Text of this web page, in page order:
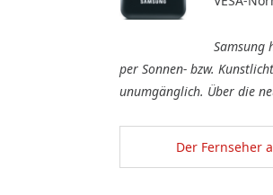
Samsung
per Sonnen- bzw.
unumgänglich. Über die
Der Fernseher